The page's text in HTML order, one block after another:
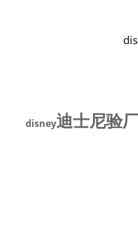
disney迪士尼验